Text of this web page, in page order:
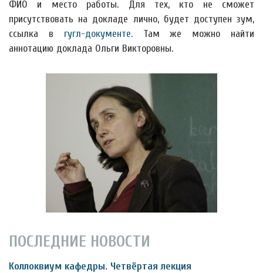
ФИО и место работы. Для тех, кто не сможет
присутствовать на докладе лично, будет доступен зум,
ссылка в гугл-документе.Там же можно найти
аннотацию доклада Ольги Викторовны.
ПОСЛЕДНИЕ НОВОСТИ
Коллоквиум кафедры. Четвёртая лекция